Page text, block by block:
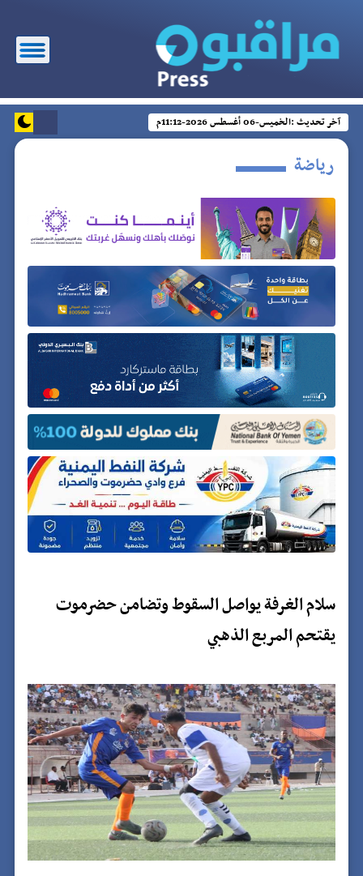
آخر تحديث :الخميس-06 أغسطس 2026-11:12م
رياضة
سلام الغرفة يواصل السقوط وتضامن حضرموت
يقتحم المربع الذهبي